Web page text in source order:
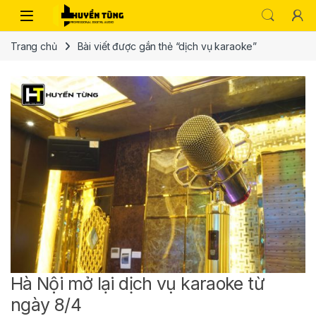
Trang chủ Bài viết được gắn thẻ “dịch vụ karaoke”
Hà Nội mở lại dịch vụ karaoke từ
ngày 8/4